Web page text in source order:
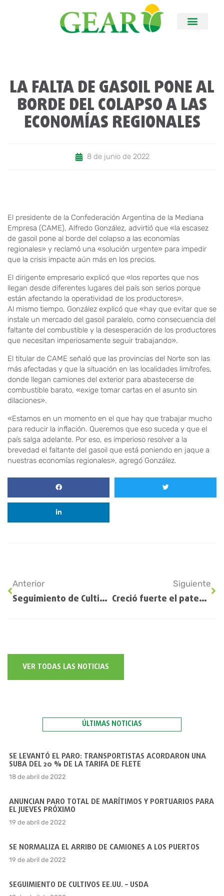
LA FALTA DE GASOIL PONE AL
BORDE DEL COLAPSO A LAS
ECONOMÍAS REGIONALES
8 de junio de 2022
El presidente de la Confederación Argentina de la Mediana
Empresa (CAME), Alfredo González, advirtió que «la escasez
de gasoil pone al borde del colapso a las economías
regionales» y reclamó una «solución urgente» para impedir
que la crisis impacte aún más en los precios.
El dirigente empresario explicó que «los reportes que nos
llegan desde diferentes lugares del país son serios porque
están afectando la operatividad de los productores».
Al mismo tiempo, González explicó que «hay que evitar que se
instale un mercado del gasoil paralelo, como consecuencia del
faltante del combustible y la desesperación de los productores
que necesitan imperiosamente seguir trabajando».
El titular de CAME señaló que las provincias del Norte son las
más afectadas y que la situación en las localidades limítrofes,
donde llegan camiones del exterior para abastecerse de
combustible barato, «exige tomar cartas en el asunto sin
dilaciones».
«Estamos en un momento en el que hay que trabajar mucho
para reducir la inflación. Queremos que eso suceda y que el
país salga adelante. Por eso, es imperioso resolver a la
brevedad el faltante del gasoil que está poniendo en jaque a
nuestras economías regionales», agregó González.
Anterior
Seguimiento de Cultivos EE.UU: Informe USDA
Siguiente
Creció fuerte el patentamiento de maquinaria agrícola
VER TODAS LAS NOTICIAS
ÚLTIMAS NOTICIAS
SE LEVANTÓ EL PARO: TRANSPORTISTAS ACORDARON UNA
SUBA DEL 20 % DE LA TARIFA DE FLETE
18 de abril de 2022
ANUNCIAN PARO TOTAL DE MARÍTIMOS Y PORTUARIOS PARA
EL JUEVES PRÓXIMO
19 de abril de 2022
SE NORMALIZA EL ARRIBO DE CAMIONES A LOS PUERTOS
19 de abril de 2022
SEGUIMIENTO DE CULTIVOS EE.UU. – USDA